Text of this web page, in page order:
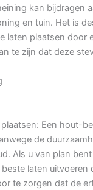
kan bijdragen
en tuin. Het is
laten plaatsen door
te zijn dat deze
Een hout-
de
Als u van plan
laten uitvoeren
te zorgen dat de